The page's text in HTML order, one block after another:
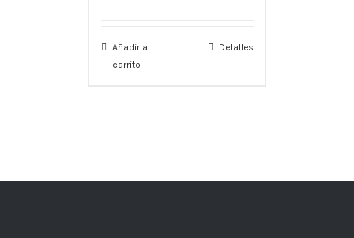
Añadir al
carrito
Detalles